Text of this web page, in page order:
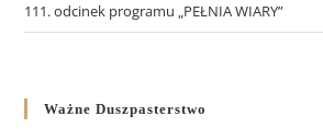
111. odcinek programu „PEŁNIA WIARY”
Ważne Duszpasterstwo